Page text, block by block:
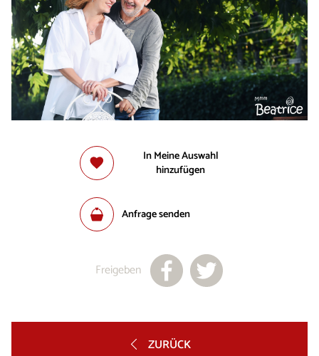
In Meine Auswahl
hinzufügen
Anfrage senden
Freigeben
ZURÜCK